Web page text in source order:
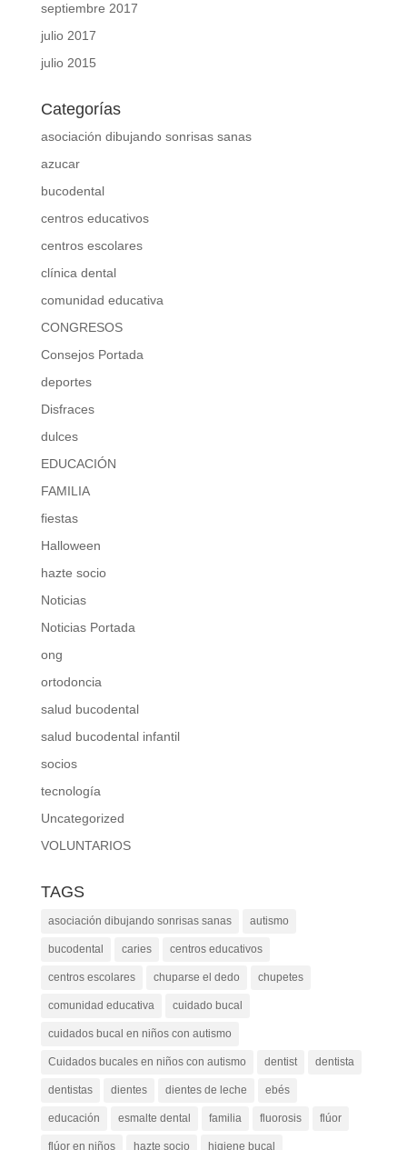
septiembre 2017
julio 2017
julio 2015
Categorías
asociación dibujando sonrisas sanas
azucar
bucodental
centros educativos
centros escolares
clínica dental
comunidad educativa
CONGRESOS
Consejos Portada
deportes
Disfraces
dulces
EDUCACIÓN
FAMILIA
fiestas
Halloween
hazte socio
Noticias
Noticias Portada
ong
ortodoncia
salud bucodental
salud bucodental infantil
socios
tecnología
Uncategorized
VOLUNTARIOS
TAGS
asociación dibujando sonrisas sanas autismo
bucodental caries centros educativos
centros escolares chuparse el dedo chupetes
comunidad educativa cuidado bucal
cuidados bucal en niños con autismo
Cuidados bucales en niños con autismo dentist dentista
dentistas dientes dientes de leche ebés
educación esmalte dental familia fluorosis flúor
flúor en niños hazte socio higiene bucal